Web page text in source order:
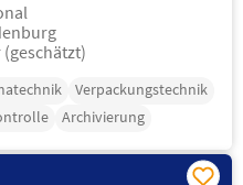
Verpackungstechnik
Archivierung